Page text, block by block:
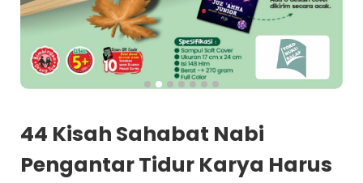
44 Kisah Sahabat Nabi
Pengantar Tidur Karya Harus